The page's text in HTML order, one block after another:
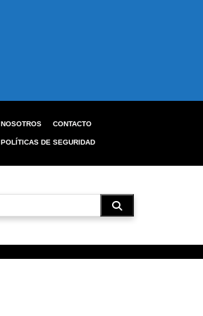
NOSOTROS CONTACTO
POLÍTICAS DE SEGURIDAD